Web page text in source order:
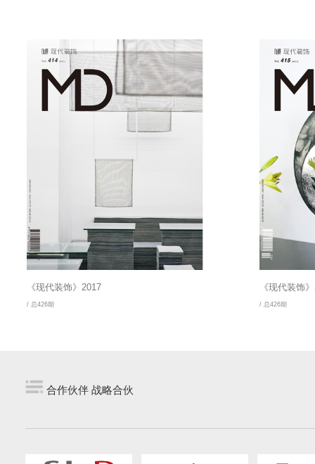
《现代装饰》2017
/ 总426期
《现代装饰
/ 总426期
合作伙伴 战略合伙